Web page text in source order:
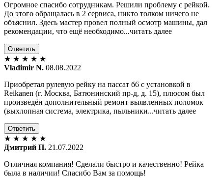
Огромное спасибо сотрудникам. Решили проблему с рейкой.
До этого обращалась в 2 сервиса, никто толком ничего не
объяснил. Здесь мастер провел полный осмотр машины, дал
рекомендации, что ещё необходимо...читать далее
Ответить
★ ★ ★ ★ ★
Vladimir N. 08.08.2022
Приобретал рулевую рейку на пассат б6 с установкой в
Reikanen (г. Москва, Батюнинский пр-д, д. 15), плюсом был
произведён дополнительный ремонт выявленных поломок
(выхлопная система, электрика, пыльники...читать далее
Ответить
★ ★ ★ ★ ★
Дмитрий П. 21.07.2022
Отличная компания! Сделали быстро и качественно! Рейка
была в наличии! Спасибо Вам за помощь!